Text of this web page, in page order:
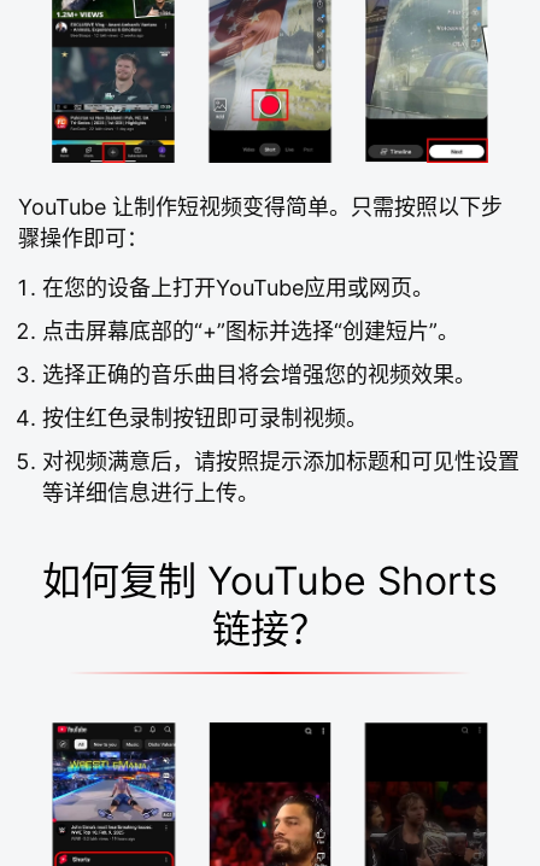
YouTube 让制作短视频变得简单。只需按照以下步
骤操作即可：
在您的设备上打开YouTube应用或网页。
点击屏幕底部的“+”图标并选择“创建短片”。
选择正确的音乐曲目将会增强您的视频效果。
按住红色录制按钮即可录制视频。
对视频满意后，请按照提示添加标题和可见性设置
等详细信息进行上传。
如何复制 YouTube Shorts
链接？